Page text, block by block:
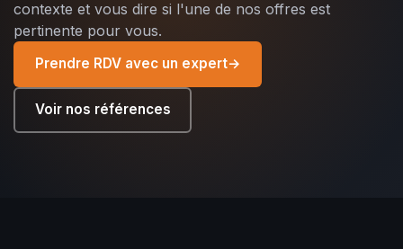
contexte et vous dire si l'une de nos offres est
pertinente pour vous.
Prendre RDV avec un expert→
Voir nos références